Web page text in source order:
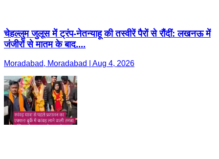
चेहल्लुम जुलूस में ट्रंप-नेतन्याहू की तस्वीरें पैरों से रौंदीं: लखनऊ में
जंजीरों से मातम के बाद....
Moradabad, Moradabad | Aug 4, 2026